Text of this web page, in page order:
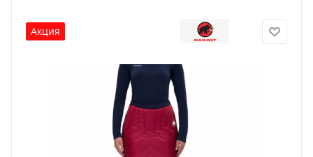
Акция